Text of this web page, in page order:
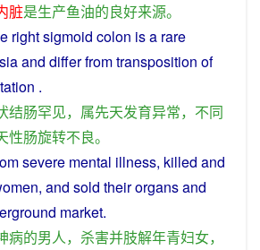
脏是生产鱼油的良好来源。
rightsigmoid colon isa rare
and differfromtransposition of
.
结肠罕见， 属先天发育异常， 不同
性肠旋转不良。
severe mental illness, killed and
, and sold theirorgansand
market.
病的男人， 杀害并肢解年青妇女，